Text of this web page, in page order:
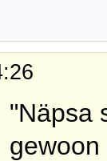
"Näpsa